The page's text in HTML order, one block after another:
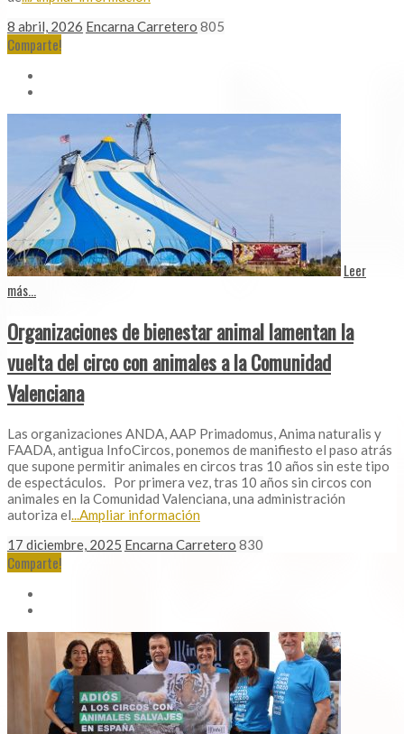
8 abril, 2026 Encarna Carretero 805
Comparte!
Leer
más...
Organizaciones de bienestar animal lamentan la
vuelta del circo con animales a la Comunidad
Valenciana
Las organizaciones ANDA, AAP Primadomus, Anima naturalis y
FAADA, antigua InfoCircos, ponemos de manifiesto el paso atrás
que supone permitir animales en circos tras 10 años sin este tipo
de espectáculos. Por primera vez, tras 10 años sin circos con
animales en la Comunidad Valenciana, una administración
autoriza el...Ampliar información
17 diciembre, 2025 Encarna Carretero 830
Comparte!